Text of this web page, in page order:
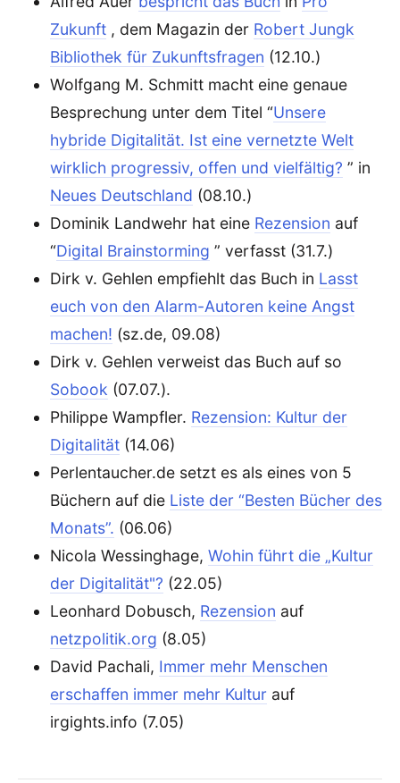
Zukunft , dem Magazin der Robert Jungk
Bibliothek für Zukunftsfragen (12.10.)
Wolfgang M. Schmitt macht eine genaue
Besprechung unter dem Titel “Unsere
hybride Digitalität. Ist eine vernetzte Welt
wirklich progressiv, offen und vielfältig? ” in
Neues Deutschland (08.10.)
Dominik Landwehr hat eine Rezension auf
“Digital Brainstorming ” verfasst (31.7.)
Dirk v. Gehlen empfiehlt das Buch in Lasst
euch von den Alarm-Autoren keine Angst
machen! (sz.de, 09.08)
Dirk v. Gehlen verweist das Buch auf so
Sobook (07.07.).
Philippe Wampfler. Rezension: Kultur der
Digitalität (14.06)
Perlentaucher.de setzt es als eines von 5
Büchern auf die Liste der “Besten Bücher des
Monats”. (06.06)
Nicola Wessinghage, Wohin führt die „Kultur
der Digitalität"? (22.05)
Leonhard Dobusch, Rezension auf
netzpolitik.org (8.05)
David Pachali, Immer mehr Menschen
erschaffen immer mehr Kultur auf
irgights.info (7.05)